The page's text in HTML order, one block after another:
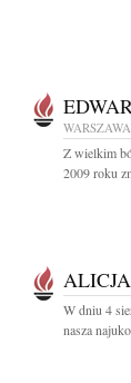
WARSZAWA
Z wielkim
2009 roku
W dniu 4
nasza